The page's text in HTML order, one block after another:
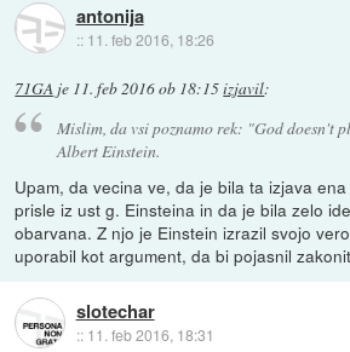
antonija
:: 11. feb 2016, 18:26
71GA je 11. feb 2016 ob 18:15izjavil:
Mislim, da vsi poznamo rek: "God doesn't
Albert Einstein.
Upam, da vecina ve, da je bila ta izjava
prisle iz ust g. Einsteina in da je bila zelo
obarvana. Z njo je Einstein izrazil svojo
uporabil kot argument, da bi pojasnil
slotechar
:: 11. feb 2016, 18:31